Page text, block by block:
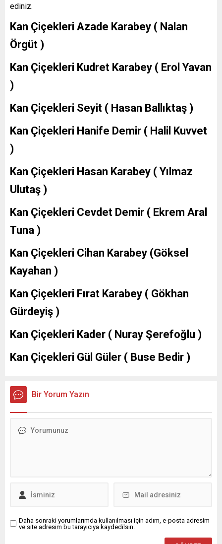
ediniz.
Kan Çiçekleri Azade Karabey ( Nalan
Örgüt )
Kan Çiçekleri Kudret Karabey ( Erol Yavan
)
Kan Çiçekleri Seyit ( Hasan Ballıktaş )
Kan Çiçekleri Hanife Demir ( Halil Kuvvet
)
Kan Çiçekleri Hasan Karabey ( Yılmaz
Ulutaş )
Kan Çiçekleri Cevdet Demir ( Ekrem Aral
Tuna )
Kan Çiçekleri Cihan Karabey (Göksel
Kayahan )
Kan Çiçekleri Fırat Karabey ( Gökhan
Gürdeyiş )
Kan Çiçekleri Kader ( Nuray Şerefoğlu )
Kan Çiçekleri Gül Güler ( Buse Bedir )
Bir Yorum Yazın
Daha sonraki yorumlarımda kullanılması için adım, e-posta adresim
ve site adresim bu tarayıcıya kaydedilsin.